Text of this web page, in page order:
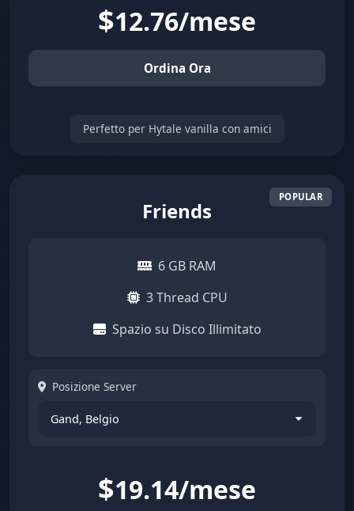
$12.76/mese
Ordina Ora
Perfetto per Hytale vanilla con amici
Friends
6 GB RAM
3 Thread CPU
Spazio su Disco Illimitato
Posizione Server
$19.14/mese